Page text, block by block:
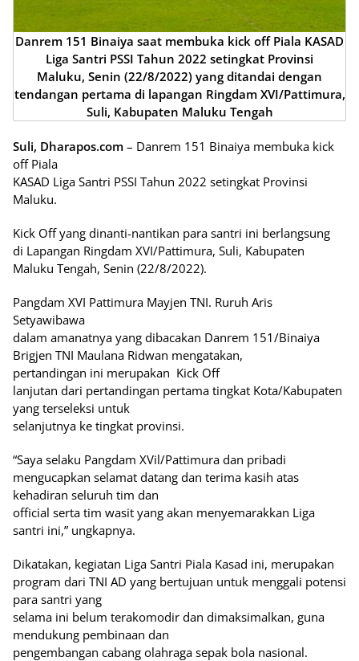
Danrem 151 Binaiya saat membuka kick off Piala KASAD
Liga Santri PSSI Tahun 2022 setingkat Provinsi
Maluku, Senin (22/8/2022) yang ditandai dengan
tendangan pertama di lapangan Ringdam XVI/Pattimura,
Suli, Kabupaten Maluku Tengah
Suli, Dharapos.com – Danrem 151 Binaiya membuka kick
off Piala
KASAD Liga Santri PSSI Tahun 2022 setingkat Provinsi
Maluku.
Kick Off yang dinanti-nantikan para santri ini berlangsung
di Lapangan Ringdam XVI/Pattimura, Suli, Kabupaten
Maluku Tengah, Senin (22/8/2022).
Pangdam XVI Pattimura Mayjen TNI. Ruruh Aris
Setyawibawa
dalam amanatnya yang dibacakan Danrem 151/Binaiya
Brigjen TNI Maulana Ridwan mengatakan,
pertandingan ini merupakan Kick Off
lanjutan dari pertandingan pertama tingkat Kota/Kabupaten
yang terseleksi untuk
selanjutnya ke tingkat provinsi.
“Saya selaku Pangdam XVil/Pattimura dan pribadi
mengucapkan selamat datang dan terima kasih atas
kehadiran seluruh tim dan
official serta tim wasit yang akan menyemarakkan Liga
santri ini,” ungkapnya.
Dikatakan, kegiatan Liga Santri Piala Kasad ini, merupakan
program dari TNI AD yang bertujuan untuk menggali potensi
para santri yang
selama ini belum terakomodir dan dimaksimalkan, guna
mendukung pembinaan dan
pengembangan cabang olahraga sepak bola nasional.